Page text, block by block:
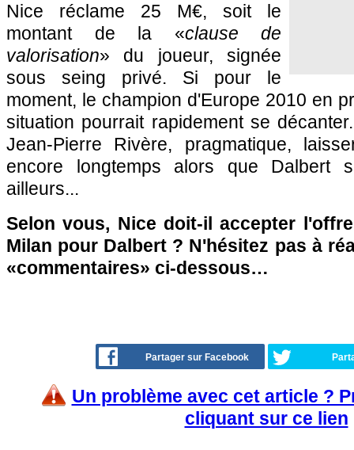
Nice réclame 25 M€, soit le
montant de la «clause de
valorisation» du joueur, signée
sous seing privé. Si pour le
moment, le champion d'Europe 2010 en
situation pourrait rapidement se
Jean-Pierre Rivère, pragmatique,
encore longtemps alors que Dalbert
ailleurs...
Selon vous, Nice doit-il accepter
Milan pour Dalbert ? N'hésitez pas à
«commentaires» ci-dessous…
Partager sur Facebook
Un problème avec cet article ?
cliquant sur ce lien